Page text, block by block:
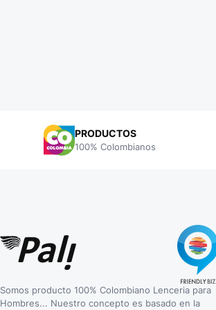
PRODUCTOS
100% Colombianos
Somos producto 100% Colombiano Lenceria para
Hombres... Nuestro concepto es basado en la